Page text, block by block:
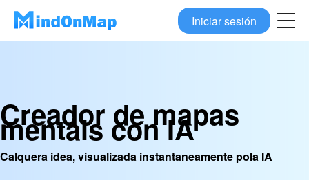
Iniciar sesión
Creador de mapas
mentais con IA
Calquera idea, visualizada instantaneamente pola IA